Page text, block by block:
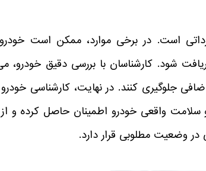
است. در برخی موارد، ممکن است
شود. کارشناسان با بررسی دقیق خودرو،
جلوگیری کنند. در نهایت، کارشناسی خودرو
واقعی خودرو اطمینان حاصل کرده و از
وضعیت مطلوبی قرار دارد.